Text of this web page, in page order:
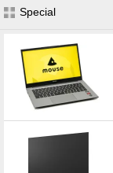
Special